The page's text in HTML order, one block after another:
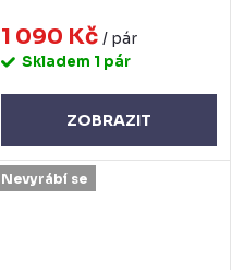
1 090 Kč / pár
Skladem 1 pár
ZOBRAZIT
Nevyrábí se